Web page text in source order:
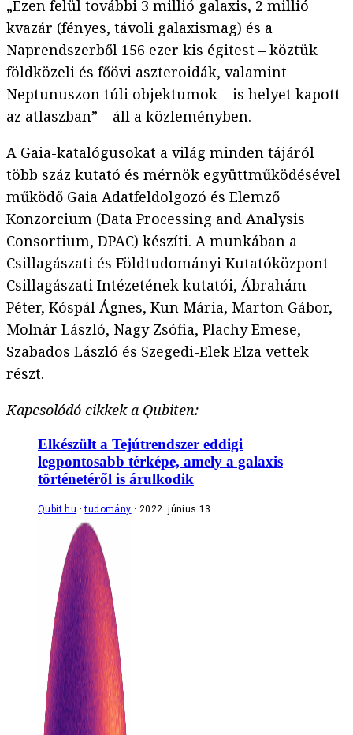
„Ezen felül további 3 millió galaxis, 2 millió
kvazár (fényes, távoli galaxismag) és a
Naprendszerből 156 ezer kis égitest – köztük
földközeli és főövi aszteroidák, valamint
Neptunuszon túli objektumok – is helyet kapott
az atlaszban” – áll a közleményben.
A Gaia-katalógusokat a világ minden tájáról
több száz kutató és mérnök együttműködésével
működő Gaia Adatfeldolgozó és Elemző
Konzorcium (Data Processing and Analysis
Consortium, DPAC) készíti. A munkában a
Csillagászati és Földtudományi Kutatóközpont
Csillagászati Intézetének kutatói, Ábrahám
Péter, Kóspál Ágnes, Kun Mária, Marton Gábor,
Molnár László, Nagy Zsófia, Plachy Emese,
Szabados László és Szegedi-Elek Elza vettek
részt.
Kapcsolódó cikkek a Qubiten:
Elkészült a Tejútrendszer eddigi
legpontosabb térképe, amely a galaxis
történetéről is árulkodik
Qubit.hu tudomány 2022. június 13.